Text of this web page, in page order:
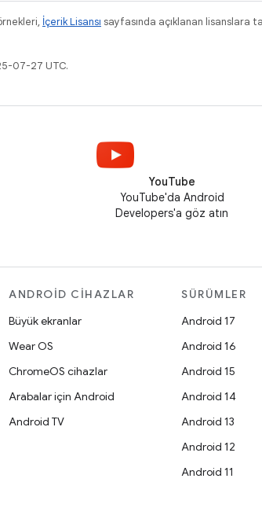
İçerik Lisansı sayfasında açıklanan lisanslara
07-27 UTC.
YouTube
YouTube'da Android
Developers'a göz atın
ANDROID CIHAZLAR
Büyük ekranlar
Wear OS
ChromeOS cihazlar
Arabalar için Android
Android TV
SÜRÜMLER
Android 17
Android 16
Android 15
Android 14
Android 13
Android 12
Android 11